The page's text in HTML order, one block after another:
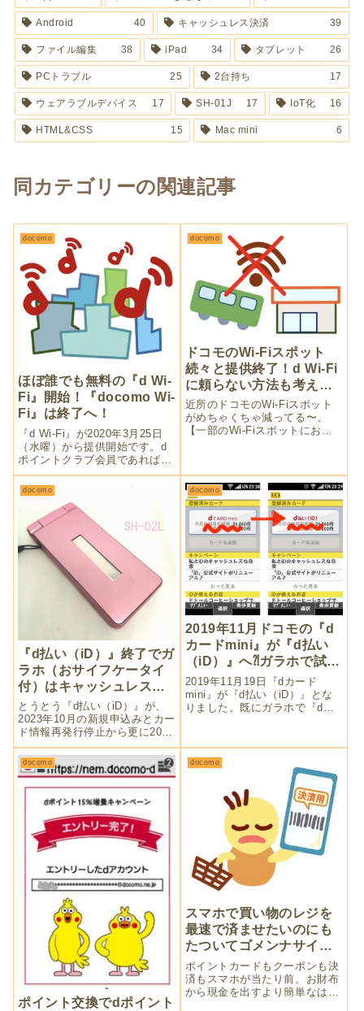
Android 40 キャッシュレス決済 39
ファイル編集 38 iPad 34 タブレット 26
PCトラブル 25 2台持ち 17
ウェアラブルデバイス 17 SH-01J 17 IoT化 16
HTML&CSS 15 Mac mini 6
同カテゴリーの関連記事
docomo
ほぼ誰でも無料の『d Wi-
Fi』開始！『docomo Wi-
Fi』は終了へ！
『d Wi-Fi』が2020年3月25日
（水曜）から提供開始です。d
ポイントクラブ会員であれば、
ドコモユーザーでなくても無料
で利用OK。『docomo Wi-Fi』
は2022年2月8日（火曜）にサー
ビス終了です。そんなに沢山接
続しても大丈夫なん？
docomo
ドコモのWi-Fiスポット
続々と提供終了！d Wi-Fi
に頼らない方法も考えな
ければ
近所のドコモのWi-Fiスポット
がめちゃくちゃ減ってる〜。
【一部のWi-Fiスポットにおけ
からと「d Wi-Fi」に契約変更し
たのは最近だったは...
docomo
『d払い（iD）』終了でガ
ラホ（おサイフケータイ
付）はキャッシュレス決
済終焉⁈
とうとう『d払い（iD）』が、
2023年10月の新規申込みとカー
ド情報再発行停止から更に2024
年4月以降順次、有効期限更新
を停止です。ドコモケータイで
は新サービスの『d払いタッ
チ』は使えないので電子マネー
を使う方法をいくつか考えま
docomo
2019年11月ドコモの『d
カードmini』が『d払い
（iD）』へ⁈ガラホで試し
てみた
2019年11月19日『dカード
mini』が『d払い（iD）』とな
りました。既にガラホで『dカ
済『d払い』も利用できるので
すか？初日に『d払い』対応の
お店で試してみました。
docomo
ポイント交換でdポイント
docomo
スマホで買い物のレジを
最速で済ませたいのにも
たついてゴメンナサイ現
象
ポイントカードもクーポンも決
済もスマホが当たり前。お財布
から現金を出すより簡単なはず